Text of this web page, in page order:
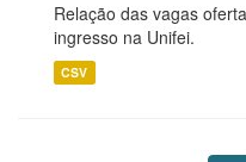
Relação das vagas
ingresso na Unifei.
CSV